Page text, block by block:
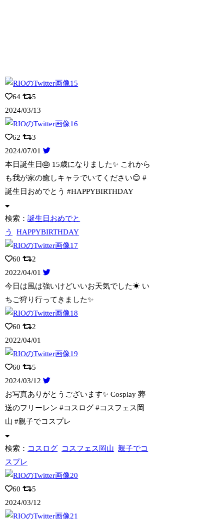
64
5
2024/03/13
62
3
2024/07/01
本日誕生日🎂 15歳になりました✨ これから
も我が家の癒しキャラでいてください😊 #
誕生日おめでとう #HAPPYBIRTHDAY
検索：誕生日おめでと
う
HAPPYBIRTHDAY
60
2
2022/04/01
今日は風は強いけどいいお天気でした☀ い
ちご狩り行ってきました✨
60
2
2022/04/01
60
5
2024/03/12
お写真ありがとうございます✨ Cosplay 葬
送のフリーレン #コスログ #コスフェス岡
山 #親子でコスプレ
検索： コスログ コスフェス岡山
親子でコ
スプレ
60
5
2024/03/12